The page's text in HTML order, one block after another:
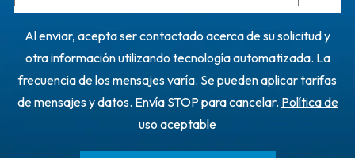
Al enviar, acepta ser contactado acerca de su solicitud y
otra información utilizando tecnología automatizada. La
frecuencia de los mensajes varía. Se pueden aplicar tarifas
de mensajes y datos. Envía STOP para cancelar. Política de
uso aceptable